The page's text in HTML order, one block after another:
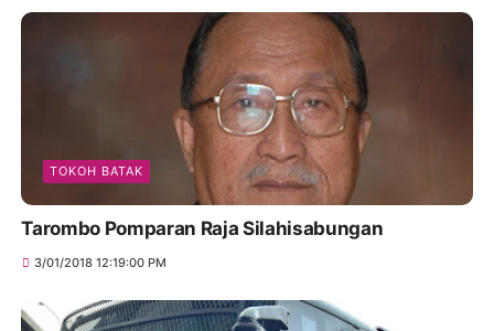
TOKOH BATAK
Tarombo Pomparan Raja Silahisabungan
3/01/2018 12:19:00 PM